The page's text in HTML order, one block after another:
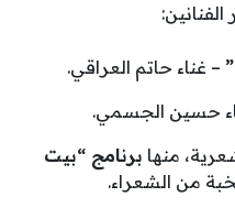
– غناء حاتم العراقي.
حسين الجسمي.
منها برنامج “بيت
من الشعراء.